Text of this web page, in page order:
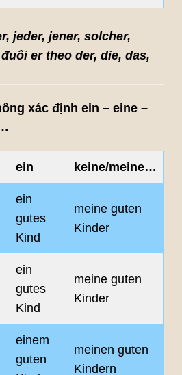
jeder, jener, solcher,
er theo der, die, das,
xác định ein – eine –
ein keine/meine…
ein
gutes
Kind
meine guten
Kinder
ein
gutes
Kind
meine guten
Kinder
einem
guten
meinen guten
Kindern